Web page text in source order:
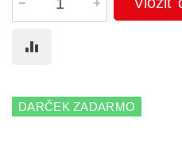
DARČEK ZADARMO